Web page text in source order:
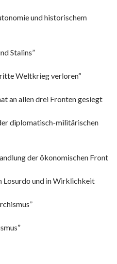
und historischem
Stalins”
Weltkrieg verloren”
an allen drei Fronten gesiegt
diplomatisch-militärischen
der ökonomischen Front
Losurdo und in Wirklichkeit